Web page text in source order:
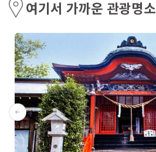
여기서 가까운 관광명소